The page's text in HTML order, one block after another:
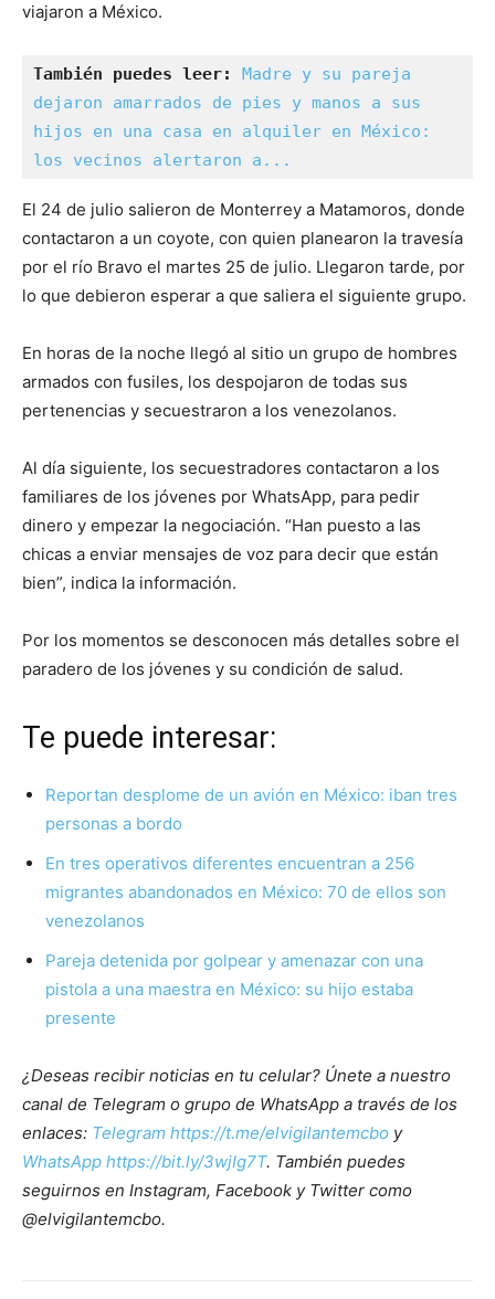
viajaron a México.
También puedes leer:
Madre y su pareja
dejaron amarrados de pies y manos a sus
hijos en una casa en alquiler en México:
los vecinos alertaron a...
El 24 de julio salieron de Monterrey a Matamoros, donde
contactaron a un coyote, con quien planearon la travesía
por el río Bravo el martes 25 de julio. Llegaron tarde, por
lo que debieron esperar a que saliera el siguiente grupo.
En horas de la noche llegó al sitio un grupo de hombres
armados con fusiles, los despojaron de todas sus
pertenencias y secuestraron a los venezolanos.
Al día siguiente, los secuestradores contactaron a los
familiares de los jóvenes por WhatsApp, para pedir
dinero y empezar la negociación. “Han puesto a las
chicas a enviar mensajes de voz para decir que están
bien”, indica la información.
Por los momentos se desconocen más detalles sobre el
paradero de los jóvenes y su condición de salud.
Te puede interesar:
Reportan desplome de un avión en México: iban tres
personas a bordo
En tres operativos diferentes encuentran a 256
migrantes abandonados en México: 70 de ellos son
venezolanos
Pareja detenida por golpear y amenazar con una
pistola a una maestra en México: su hijo estaba
presente
¿Deseas recibir noticias en tu celular? Únete a nuestro
canal de Telegram o grupo de WhatsApp a través de los
enlaces: Telegram https://t.me/elvigilantemcbo y
WhatsApp https://bit.ly/3wjIg7T. También puedes
seguirnos en Instagram, Facebook y Twitter como
@elvigilantemcbo.